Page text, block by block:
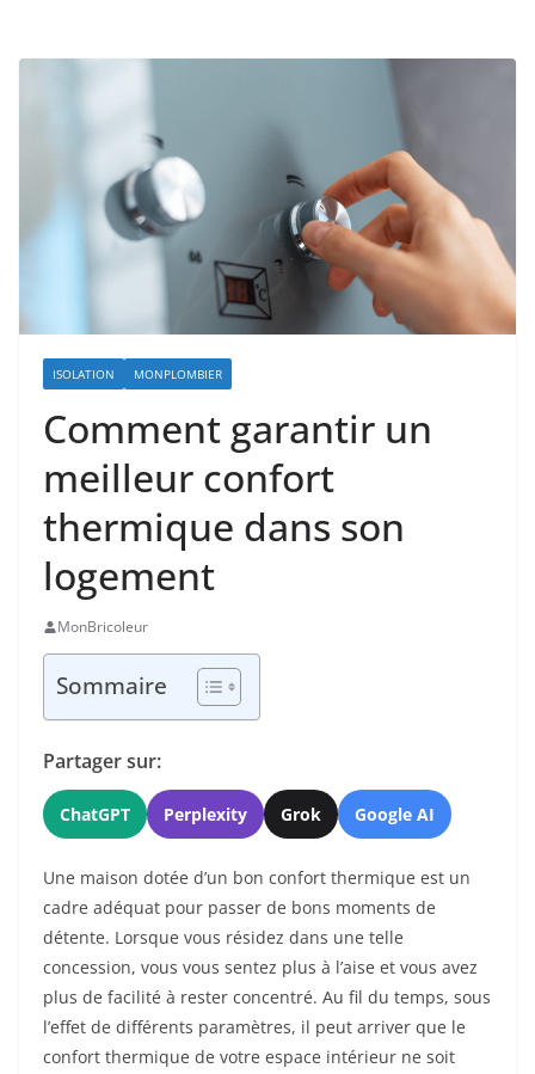
ISOLATION MONPLOMBIER
Comment garantir un
meilleur confort
thermique dans son
logement
MonBricoleur
Sommaire
Partager sur:
ChatGPT Perplexity Grok Google AI
Une maison dotée d’un bon confort thermique est un
cadre adéquat pour passer de bons moments de
détente. Lorsque vous résidez dans une telle
concession, vous vous sentez plus à l’aise et vous avez
plus de facilité à rester concentré. Au fil du temps, sous
l’effet de différents paramètres, il peut arriver que le
confort thermique de votre espace intérieur ne soit